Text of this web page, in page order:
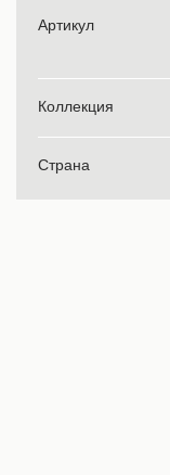
Артикул
Коллекция
Страна